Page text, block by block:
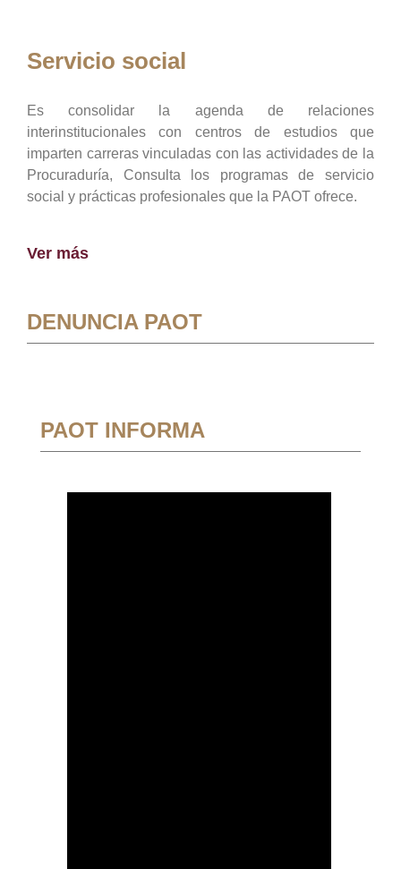
Servicio social
Es consolidar la agenda de relaciones
interinstitucionales con centros de estudios que
imparten carreras vinculadas con las actividades de la
Procuraduría, Consulta los programas de servicio
social y prácticas profesionales que la PAOT ofrece.
Ver más
DENUNCIA PAOT
PAOT INFORMA